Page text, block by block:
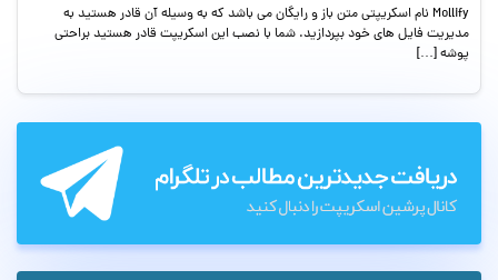
Mollify نام اسکریپتی متن باز و رایگان می باشد که به وسیله آن قادر هستید به
مدیریت فایل های خود بپردازید. شما با نصب این اسکریپت قادر هستید براحتی
پوشه […]